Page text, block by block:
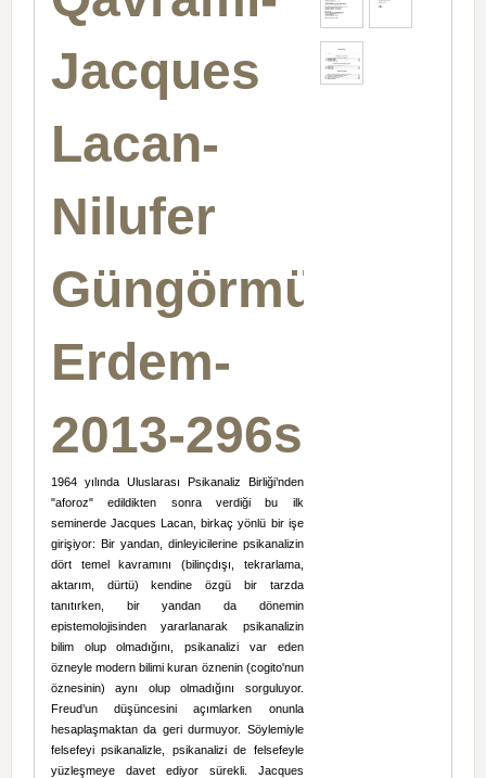
Jacques
Lacan-
Nilufer
Güngörmüş
Erdem-
2013-296s
1964 yılında Uluslarası Psikanaliz Birliği’nden
"aforoz" edildikten sonra verdiği bu ilk
seminerde Jacques Lacan, birkaç yönlü bir işe
girişiyor: Bir yandan, dinleyicilerine psikanalizin
dört temel kavramını (bilinçdışı, tekrarlama,
aktarım, dürtü) kendine özgü bir tarzda
tanıtırken, bir yandan da dönemin
epistemolojisinden yararlanarak psikanalizin
bilim olup olmadığını, psikanalizi var eden
özneyle modern bilimi kuran öznenin (cogito'nun
öznesinin) aynı olup olmadığını sorguluyor.
Freud’un düşüncesini açımlarken onunla
hesaplaşmaktan da geri durmuyor. Söylemiyle
felsefeyi psikanalizle, psikanalizi de felsefeyle
yüzleşmeye davet ediyor sürekli. Jacques